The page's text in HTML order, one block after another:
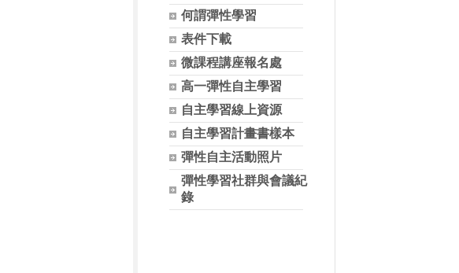
何謂彈性學習
表件下載
微課程講座報名處
高一彈性自主學習
自主學習線上資源
自主學習計畫書樣本
彈性自主活動照片
彈性學習社群與會議紀
錄